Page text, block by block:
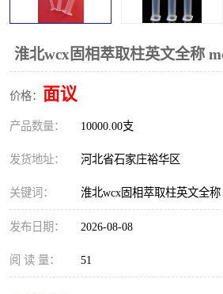
淮北wcx固相萃取柱英文全称
价格： 面议
产品数量： 10000.00支
发货地址： 河北省石家庄裕华区
关键词： 淮北wcx固相萃取柱英文全称
发布日期： 2026-08-08
阅 读 量： 51